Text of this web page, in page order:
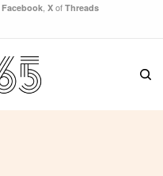
Facebook ,X ofThreads